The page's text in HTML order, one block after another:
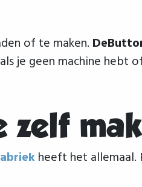
of te maken.
je geen machine hebt
zelf
heeft het allemaal.